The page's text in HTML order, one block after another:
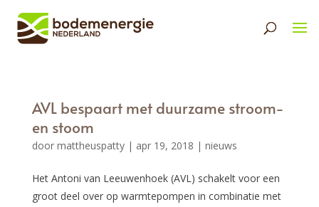
AVL bespaart met duurzame stroom-
en stoom
door mattheuspatty| apr 19, 2018 | nieuws
Het Antoni van Leeuwenhoek (AVL) schakelt voor een
groot deel over op warmtepompen in combinatie met